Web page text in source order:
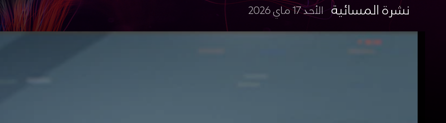
الأحد 17 ماي 2026 نشرة المسائية